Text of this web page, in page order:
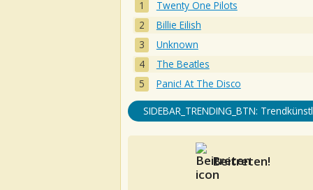
Twenty One Pilots
Billie Eilish
Unknown
The Beatles
Panic! At The Disco
SIDEBAR_TRENDING_BTN:
Beitreten!